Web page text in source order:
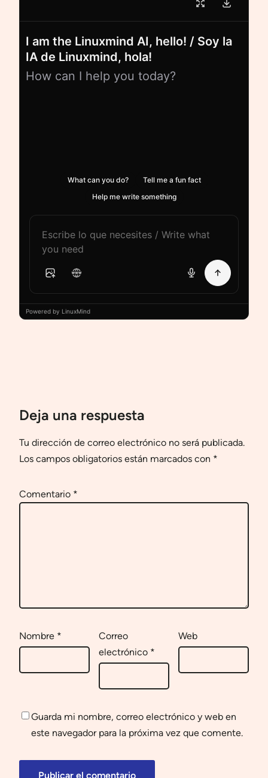
I am the Linuxmind AI, hello! / Soy la
IA de Linuxmind, hola!
How can I help you today?
What can you do?
Tell me a fun fact
Help me write something
Powered by LinuxMind
Deja una respuesta
Tu dirección de correo electrónico no será publicada.
Los campos obligatorios están marcados con *
Comentario *
Nombre *
Correo
electrónico *
Web
Guarda mi nombre, correo electrónico y web en
este navegador para la próxima vez que comente.